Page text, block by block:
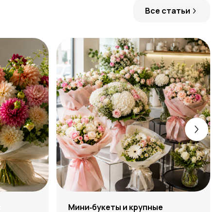
Все статьи
Мини‑букеты и крупные